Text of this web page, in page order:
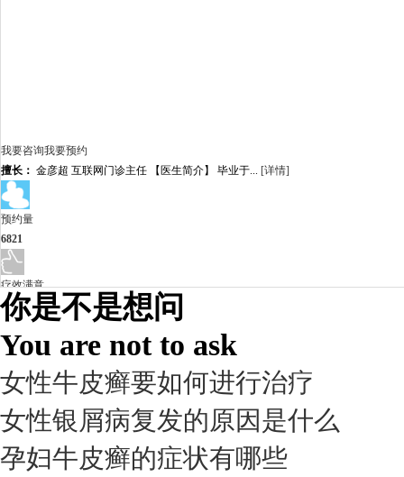
我要咨询我要预约
擅长： 金彦超 互联网门诊主任 【医生简介】 毕业于... [详情]
预约量
6821
疗效满意
98%
你是不是想问
You are not to ask
女性牛皮癣要如何进行治疗
女性银屑病复发的原因是什么
孕妇牛皮癣的症状有哪些